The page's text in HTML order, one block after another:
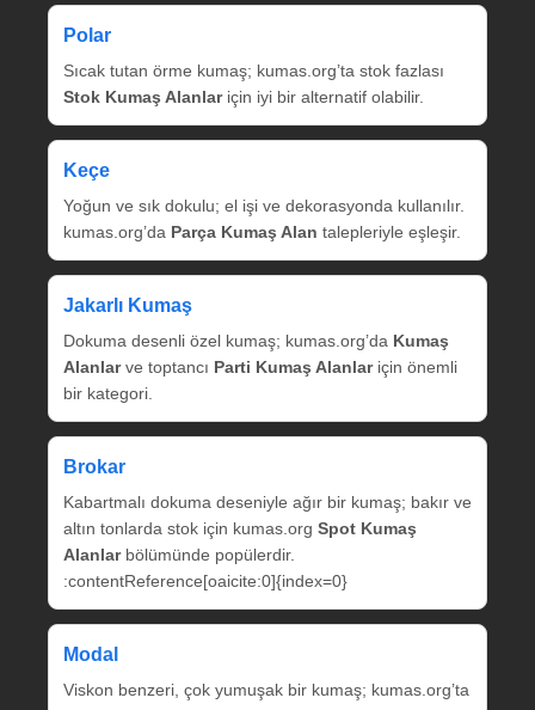
Polar
Sıcak tutan örme kumaş; kumas.org’ta stok fazlası
Stok Kumaş Alanlariçin iyi bir alternatif olabilir.
Keçe
Yoğun ve sık dokulu; el işi ve dekorasyonda kullanılır.
kumas.org’da Parça Kumaş Alan talepleriyle eşleşir.
Jakarlı Kumaş
Dokuma desenli özel kumaş; kumas.org’da Kumaş
Alanlarve toptancı Parti Kumaş Alanlariçin önemli
bir kategori.
Brokar
Kabartmalı dokuma deseniyle ağır bir kumaş; bakır ve
altın tonlarda stok için kumas.org Spot Kumaş
Alanlarbölümünde popülerdir.
:contentReference[oaicite:0]{index=0}
Modal
Viskon benzeri, çok yumuşak bir kumaş; kumas.org’ta